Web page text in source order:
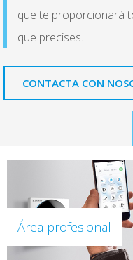
que te proporcionará
que precises.
CONTACTA CON
Área profesional